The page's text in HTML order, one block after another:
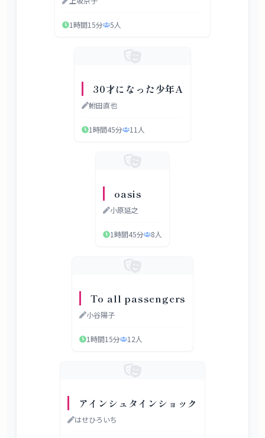
1時間15分 5人
30才になった少年A
鮒田直也
1時間45分 11 人
oasis
小原延之
1時間45分 8人
To all passengers
小谷陽子
1時間15分 12人
アインシュタインショック
はせひろいち